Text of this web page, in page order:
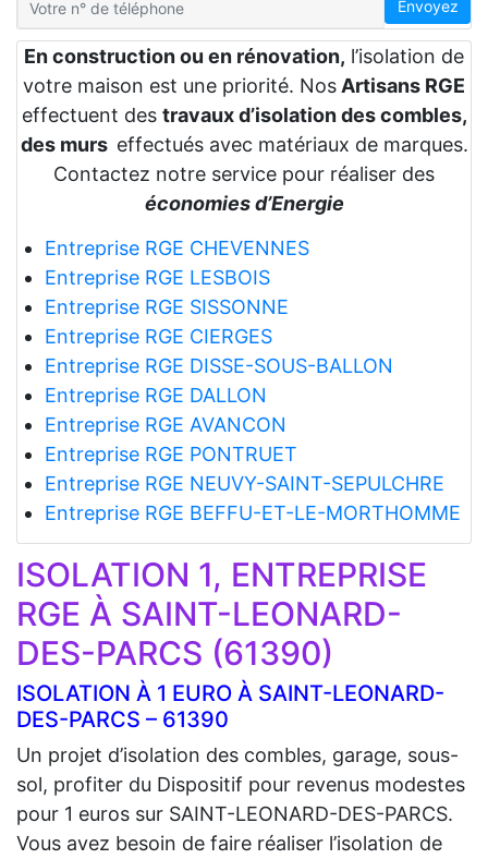
Envoyez
En construction ou en rénovation, l’isolation de
votre maison est une priorité. Nos Artisans RGE
effectuent des travaux d’isolation des combles,
des murs effectués avec matériaux de marques.
Contactez notre service pour réaliser des
économies d’Energie
Entreprise RGE CHEVENNES
Entreprise RGE LESBOIS
Entreprise RGE SISSONNE
Entreprise RGE CIERGES
Entreprise RGE DISSE-SOUS-BALLON
Entreprise RGE DALLON
Entreprise RGE AVANCON
Entreprise RGE PONTRUET
Entreprise RGE NEUVY-SAINT-SEPULCHRE
Entreprise RGE BEFFU-ET-LE-MORTHOMME
ISOLATION 1, ENTREPRISE
RGE À SAINT-LEONARD-
DES-PARCS (61390)
ISOLATION À 1 EURO À SAINT-LEONARD-
DES-PARCS – 61390
Un projet d’isolation des combles, garage, sous-
sol, profiter du Dispositif pour revenus modestes
pour 1 euros sur SAINT-LEONARD-DES-PARCS.
Vous avez besoin de faire réaliser l’isolation de